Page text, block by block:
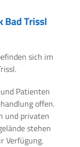
Bad Trissl
sich im
Patienten
offen.
und privaten
stehen
Verfügung.